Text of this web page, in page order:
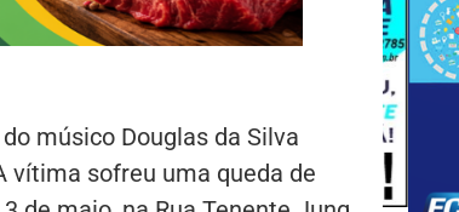
músico Douglas da Silva
vítima sofreu uma queda de